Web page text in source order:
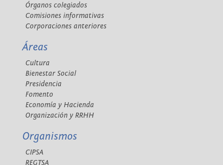
Órganos colegiados
Comisiones informativas
Corporaciones anteriores
Áreas
Cultura
Bienestar Social
Presidencia
Fomento
Economía y Hacienda
Organización y RRHH
Organismos
CIPSA
REGTSA